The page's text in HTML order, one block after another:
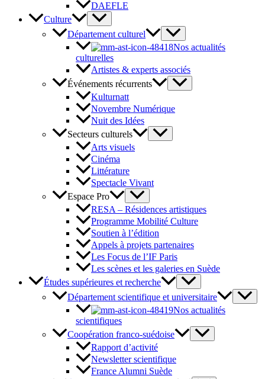
DAEFLE
Culture
Département culturel
Nos actualités
culturelles
Artistes & experts associés
Événements récurrents
Kulturnatt
Novembre Numérique
Nuit des Idées
Secteurs culturels
Arts visuels
Cinéma
Littérature
Spectacle Vivant
Espace Pro
RESA – Résidences artistiques
Programme Mobilité Culture
Soutien à l’édition
Appels à projets partenaires
Les Focus de l’IF Paris
Les scènes et les galeries en Suède
Études supérieures et recherche
Département scientifique et universitaire
Nos actualités
scientifiques
Coopération franco-suédoise
Rapport d’activité
Newsletter scientifique
France Alumni Suède